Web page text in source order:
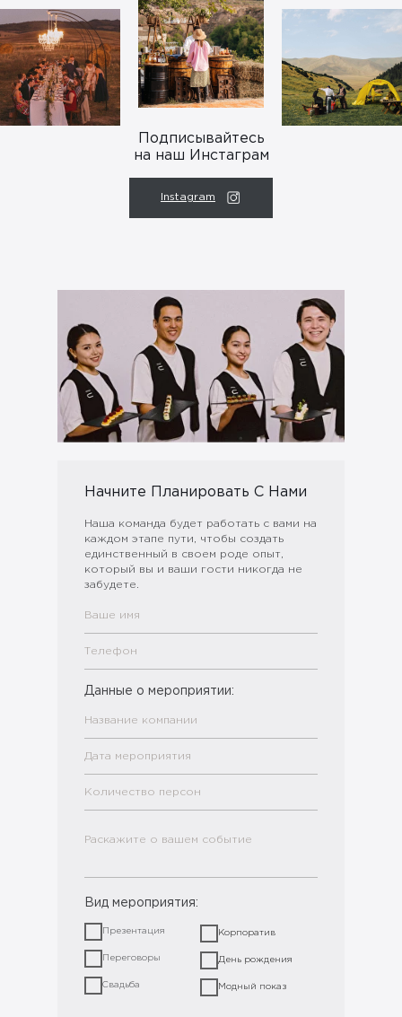
Подписывайтесь
на наш Инстаграм
Instagram
Instagram
Начните Планировать С Нами
Наша команда будет работать с вами на
каждом этапе пути, чтобы создать
единственный в своем роде опыт,
который вы и ваши гости никогда не
забудете.
Данные о мероприятии:
Вид мероприятия:
Презентация
Переговоры
Свадьба
Корпоратив
День рождения
Модный показ